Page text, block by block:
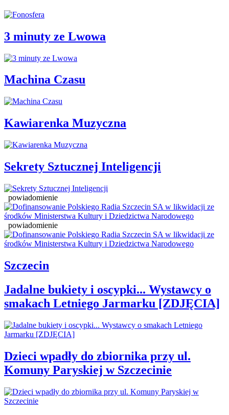
3 minuty ze Lwowa
Machina Czasu
Kawiarenka Muzyczna
Sekrety Sztucznej Inteligencji
powiadomienie
powiadomienie
Szczecin
Jadalne bukiety i oscypki... Wystawcy o
smakach Letniego Jarmarku [ZDJĘCIA]
Dzieci wpadły do zbiornika przy ul.
Komuny Paryskiej w Szczecinie